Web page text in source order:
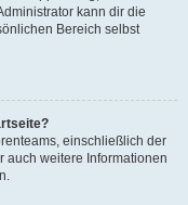
kann dir die
Bereich selbst
einschließlich der
auch weitere Informationen